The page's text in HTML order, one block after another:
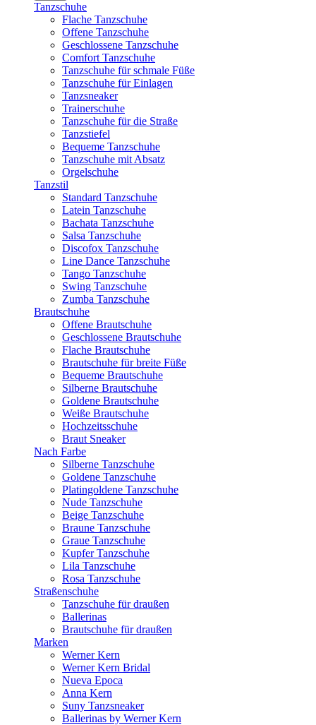
Tanzschuhe
Flache Tanzschuhe
Offene Tanzschuhe
Geschlossene Tanzschuhe
Comfort Tanzschuhe
Tanzschuhe für schmale Füße
Tanzschuhe für Einlagen
Tanzsneaker
Trainerschuhe
Tanzschuhe für die Straße
Tanzstiefel
Bequeme Tanzschuhe
Tanzschuhe mit Absatz
Orgelschuhe
Tanzstil
Standard Tanzschuhe
Latein Tanzschuhe
Bachata Tanzschuhe
Salsa Tanzschuhe
Discofox Tanzschuhe
Line Dance Tanzschuhe
Tango Tanzschuhe
Swing Tanzschuhe
Zumba Tanzschuhe
Brautschuhe
Offene Brautschuhe
Geschlossene Brautschuhe
Flache Brautschuhe
Brautschuhe für breite Füße
Bequeme Brautschuhe
Silberne Brautschuhe
Goldene Brautschuhe
Weiße Brautschuhe
Hochzeitsschuhe
Braut Sneaker
Nach Farbe
Silberne Tanzschuhe
Goldene Tanzschuhe
Platingoldene Tanzschuhe
Nude Tanzschuhe
Beige Tanzschuhe
Braune Tanzschuhe
Graue Tanzschuhe
Kupfer Tanzschuhe
Lila Tanzschuhe
Rosa Tanzschuhe
Straßenschuhe
Tanzschuhe für draußen
Ballerinas
Brautschuhe für draußen
Marken
Werner Kern
Werner Kern Bridal
Nueva Epoca
Anna Kern
Suny Tanzsneaker
Ballerinas by Werner Kern